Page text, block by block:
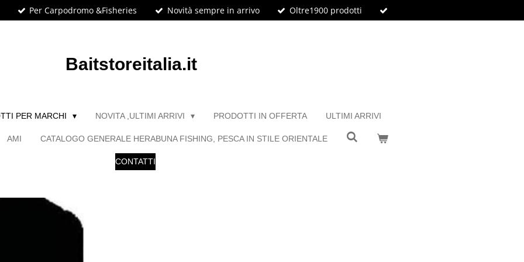
Per Carpodromo &Fisheries Novità sempre in arrivo Oltre1900 prodotti
Baitstoreitalia.it
PER MARCHI NOVITA ,ULTIMI ARRIVI PRODOTTI IN OFFERTA ULTIMI ARRIVI
AMI CATALOGO GENERALE HERABUNA FISHING, PESCA IN STILE ORIENTALE
CONTATTI